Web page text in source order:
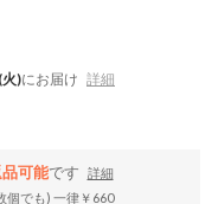
)にお届け 詳細
可能です
詳細
個でも) 一律￥660